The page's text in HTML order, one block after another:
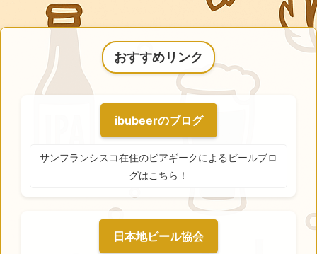
おすすめリンク
ibubeerのブログ
サンフランシスコ在住のビアギークによるビールブロ
グはこちら！
日本地ビール協会